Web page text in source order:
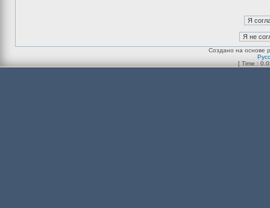
Создано на основе
[ Time :